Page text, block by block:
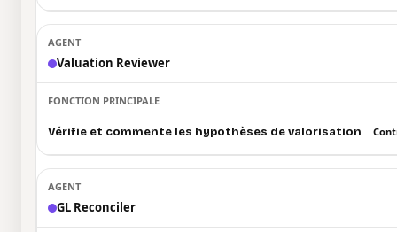
Valuation Reviewer
Vérifie et commente les hypothèses de valorisation
GL Reconciler